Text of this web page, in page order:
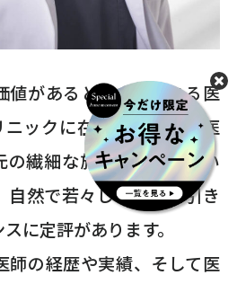
値があると評されている医
ックに在籍する円戸望医
の繊細な施術において高い
自然で若々しい印象を引き
に定評があります。
師の経歴や実績、そして医